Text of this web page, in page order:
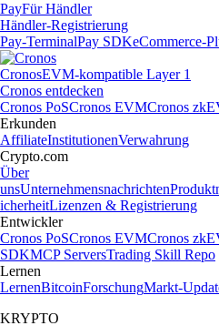
PayFür Händler
Händler-Registrierung
Pay-TerminalPay SDKeCommerce-
CronosEVM-kompatible Layer 1
Cronos entdecken
Cronos PoSCronos EVMCronos
Erkunden
AffiliateInstitutionenVerwahrung
Crypto.com
Über
unsUnternehmensnachrichten
icherheitLizenzen & Registrierung
Entwickler
Cronos PoSCronos EVMCronos
SDKMCP ServersTrading Skill Repo
Lernen
LernenBitcoinForschungMarkt-
KRYPTO